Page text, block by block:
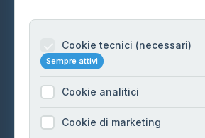
Informazioni legali
Cookie Policy
Preferenze Cookie
Cookie tecnici (necessari)
Sempre attivi
Cookie analitici
Cookie di marketing